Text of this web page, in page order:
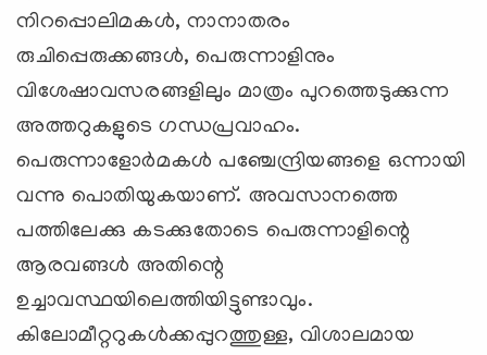
നിറപ്പൊലിമകള്‍, നാനാതരം
രുചിപ്പെരുക്കങ്ങള്‍, പെരുന്നാളിനും
വിശേഷാവസരങ്ങളിലും മാത്രം പുറത്തെടുക്കുന്ന
അത്തറുകളുടെ ഗന്ധപ്രവാഹം.
പെരുന്നാളോര്‍മകള്‍ പഞ്ചേന്ദ്രിയങ്ങളെ ഒന്നായി
വന്നു പൊതിയുകയാണ്. അവസാനത്തെ
പത്തിലേക്കു കടക്കുതോടെ പെരുന്നാളിന്റെ
ആരവങ്ങള്‍ അതിന്റെ
ഉച്ചാവസ്ഥയിലെത്തിയിട്ടുണ്ടാവും.
കിലോമീറ്ററുകള്‍ക്കപ്പുറത്തുള്ള, വിശാലമായ